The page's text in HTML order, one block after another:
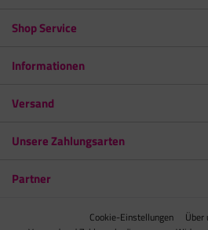
Shop Service
Informationen
Versand
Unsere Zahlungsarten
Partner
Cookie-Einstellungen Über